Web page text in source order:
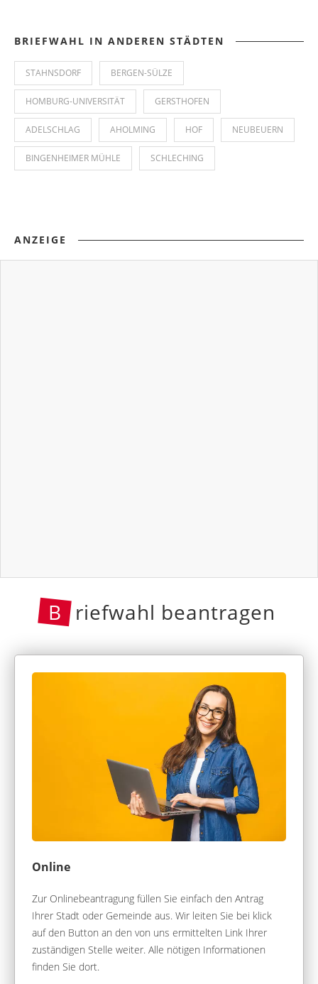
BRIEFWAHL IN ANDEREN STÄDTEN
STAHNSDORF BERGEN-SÜLZE
HOMBURG-UNIVERSITÄT GERSTHOFEN
ADELSCHLAG AHOLMING HOF NEUBEUERN
BINGENHEIMER MÜHLE SCHLECHING
ANZEIGE
B riefwahl beantragen
Online
Zur Onlinebeantragung füllen Sie einfach den Antrag
Ihrer Stadt oder Gemeinde aus. Wir leiten Sie bei klick
auf den Button an den von uns ermittelten Link Ihrer
zuständigen Stelle weiter. Alle nötigen Informationen
finden Sie dort.